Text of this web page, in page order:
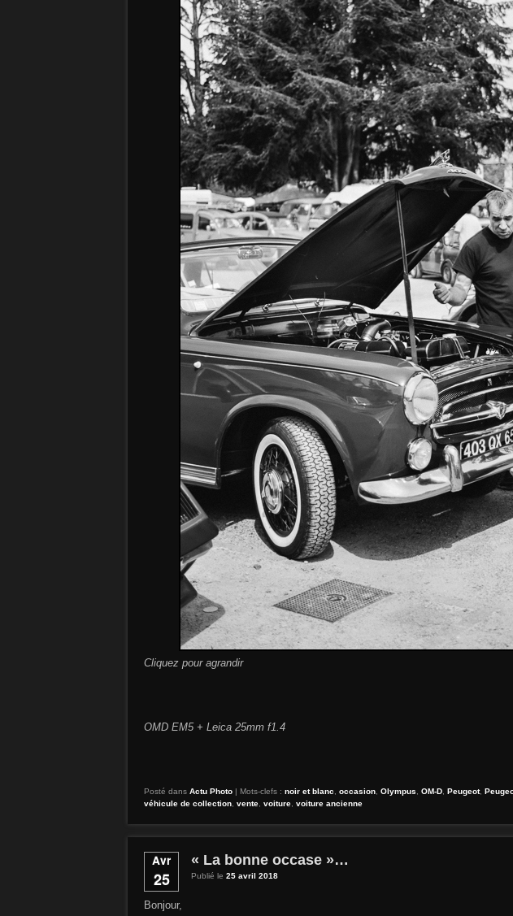
Cliquez pour agrandir
OMD EM5 + Leica 25mm f1.4
Posté dans Actu Photo | Mots-clefs : noir et blanc occasion Olympus OM-D Peugeot,
véhicule de collection vente voiture voiture ancienne
Avr
25
« La bonne occase »…
Publié le 25 avril 2018
Bonjour,